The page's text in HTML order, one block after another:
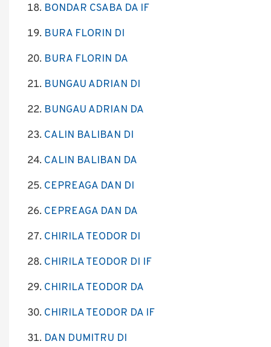
BONDAR CSABA DA IF
BURA FLORIN DI
BURA FLORIN DA
BUNGAU ADRIAN DI
BUNGAU ADRIAN DA
CALIN BALIBAN DI
CALIN BALIBAN DA
CEPREAGA DAN DI
CEPREAGA DAN DA
CHIRILA TEODOR DI
CHIRILA TEODOR DI IF
CHIRILA TEODOR DA
CHIRILA TEODOR DA IF
DAN DUMITRU DI